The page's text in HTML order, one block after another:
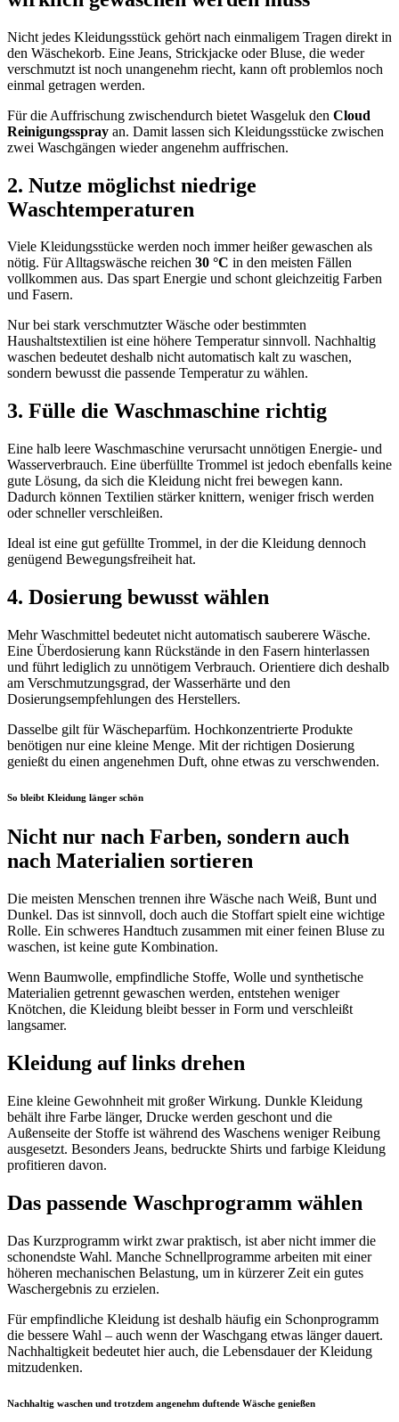
Nicht jedes Kleidungsstück gehört nach einmaligem Tragen direkt in
den Wäschekorb. Eine Jeans, Strickjacke oder Bluse, die weder
verschmutzt ist noch unangenehm riecht, kann oft problemlos noch
einmal getragen werden.
Für die Auffrischung zwischendurch bietet Wasgeluk den Cloud
Reinigungsspray an. Damit lassen sich Kleidungsstücke zwischen
zwei Waschgängen wieder angenehm auffrischen.
2. Nutze möglichst niedrige
Waschtemperaturen
Viele Kleidungsstücke werden noch immer heißer gewaschen als
nötig. Für Alltagswäsche reichen 30 °C in den meisten Fällen
vollkommen aus. Das spart Energie und schont gleichzeitig Farben
und Fasern.
Nur bei stark verschmutzter Wäsche oder bestimmten
Haushaltstextilien ist eine höhere Temperatur sinnvoll. Nachhaltig
waschen bedeutet deshalb nicht automatisch kalt zu waschen,
sondern bewusst die passende Temperatur zu wählen.
3. Fülle die Waschmaschine richtig
Eine halb leere Waschmaschine verursacht unnötigen Energie- und
Wasserverbrauch. Eine überfüllte Trommel ist jedoch ebenfalls keine
gute Lösung, da sich die Kleidung nicht frei bewegen kann.
Dadurch können Textilien stärker knittern, weniger frisch werden
oder schneller verschleißen.
Ideal ist eine gut gefüllte Trommel, in der die Kleidung dennoch
genügend Bewegungsfreiheit hat.
4. Dosierung bewusst wählen
Mehr Waschmittel bedeutet nicht automatisch sauberere Wäsche.
Eine Überdosierung kann Rückstände in den Fasern hinterlassen
und führt lediglich zu unnötigem Verbrauch. Orientiere dich deshalb
am Verschmutzungsgrad, der Wasserhärte und den
Dosierungsempfehlungen des Herstellers.
Dasselbe gilt für Wäscheparfüm. Hochkonzentrierte Produkte
benötigen nur eine kleine Menge. Mit der richtigen Dosierung
genießt du einen angenehmen Duft, ohne etwas zu verschwenden.
So bleibt Kleidung länger schön
Nicht nur nach Farben, sondern auch
nach Materialien sortieren
Die meisten Menschen trennen ihre Wäsche nach Weiß, Bunt und
Dunkel. Das ist sinnvoll, doch auch die Stoffart spielt eine wichtige
Rolle. Ein schweres Handtuch zusammen mit einer feinen Bluse zu
waschen, ist keine gute Kombination.
Wenn Baumwolle, empfindliche Stoffe, Wolle und synthetische
Materialien getrennt gewaschen werden, entstehen weniger
Knötchen, die Kleidung bleibt besser in Form und verschleißt
langsamer.
Kleidung auf links drehen
Eine kleine Gewohnheit mit großer Wirkung. Dunkle Kleidung
behält ihre Farbe länger, Drucke werden geschont und die
Außenseite der Stoffe ist während des Waschens weniger Reibung
ausgesetzt. Besonders Jeans, bedruckte Shirts und farbige Kleidung
profitieren davon.
Das passende Waschprogramm wählen
Das Kurzprogramm wirkt zwar praktisch, ist aber nicht immer die
schonendste Wahl. Manche Schnellprogramme arbeiten mit einer
höheren mechanischen Belastung, um in kürzerer Zeit ein gutes
Waschergebnis zu erzielen.
Für empfindliche Kleidung ist deshalb häufig ein Schonprogramm
die bessere Wahl – auch wenn der Waschgang etwas länger dauert.
Nachhaltigkeit bedeutet hier auch, die Lebensdauer der Kleidung
mitzudenken.
Nachhaltig waschen und trotzdem angenehm duftende Wäsche genießen